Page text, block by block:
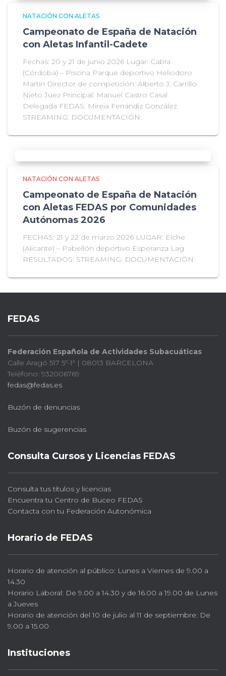
NATACIÓN CON ALETAS
Campeonato de España de Natación
con Aletas Infantil-Cadete
Fechas: 20 y 21 de junio 2026 Lugar: Cabra
(Córdoba) – Piscina Parque deportivo Heliodoro
Martín Director de competición: Alberto J. Carrillo
Nieto Juez Principal: Manuel Castro Casal
Delegada FEDAS: Mireia Ferrándiz González
STREAMING: DOCUMENTACIÓN:
NATACIÓN CON ALETAS
Campeonato de España de Natación
con Aletas FEDAS por Comunidades
Autónomas 2026
FECHAS: 21 y 22 de marzo 2026 LUGAR: Elche
(Alicante) – Pabellón deportivo Esperanza Lag
RESULTADOS: STREAMING: DOCUMENTACIÓN:
FEDAS
Federación Española de Actividades Subacuáticas
Calle Aragó 517 5º-1ª | 08013 BARCELONA
Teléfono: 932006769
fedas@fedas.es
Buzón de denuncias
Buzón de sugerencias
Consulta Cursos y Licencias FEDAS
Consulta tus títulos y licencias
Encuentra tu Centro de Buceo FEDAS
Contacta con tu Federación Autonómica
Horario de FEDAS
Horario de atención al público: Lunes a Viernes de 9.00 a
14.30
Horario Laboral: De 9.00 a 14.30 y de 16.00 a 19.00 de Lunes
a Jueves
Horario de atención del 10 de julio al 11 de septiembre: De
9.00 a 15.00
Instituciones